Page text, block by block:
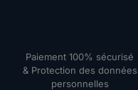
Paiement 100% sécurisé
& Protection des données
personnelles